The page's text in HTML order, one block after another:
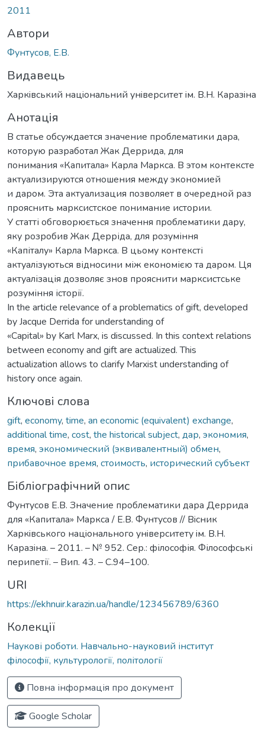
2011
Автори
Фунтусов, Е.В.
Видавець
Харкiвський нацiональний унiверситет iм. В.Н. Каразiна
Анотація
В статье обсуждается значение проблематики дара,
которую разработал Жак Деррида, для
понимания «Капитала» Карла Маркса. В этом контексте
актуализируются отношения между экономией
и даром. Эта актуализация позволяет в очередной раз
прояснить марксистское понимание истории.
У статті обговорюється значення проблематики дару,
яку розробив Жак Дерріда, для розуміння
«Капіталу» Карла Маркса. В цьому контексті
актуалізуються відносини між економією та даром. Ця
актуалізація дозволяє знов прояснити марксистське
розуміння історії.
In the article relevance of a problematics of gift, developed
by Jacque Derrida for understanding of
«Capital» by Karl Marx, is discussed. In this context relations
between economy and gift are actualized. This
actualization allows to clarify Marxist understanding of
history once again.
Ключові слова
gift, economy, time, an economic (equivalent) exchange,
additional time, cost, the historical subject, дар, экономия,
время, экономический (эквивалентный) обмен,
прибавочное время, стоимость, исторический субъект
Бібліографічний опис
Фунтусов Е.В. Значение проблематики дара Деррида
для «Капитала» Маркса / Е.В. Фунтусов // Вiсник
Харкiвського нацiонального унiверситету iм. В.Н.
Каразiна. – 2011. – № 952. Сер.: філософія. Філософські
перипетії. – Вип. 43. – С.94–100.
URI
https://ekhnuir.karazin.ua/handle/123456789/6360
Колекції
Наукові роботи. Навчально-науковий інститут
філософії, культурології, політології
Повна інформація про документ
Google Scholar